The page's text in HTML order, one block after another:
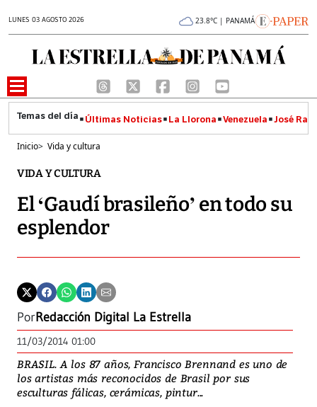
LUNES 03 AGOSTO 2026 23.8°C | PANAMÁ
Últimas Noticias La Llorona Venezuela José
Inicio> Vida y cultura
VIDA Y CULTURA
El ‘Gaudí brasileño’ en todo su
esplendor
PorRedacción Digital La Estrella
11/03/2014 01:00
BRASIL. A los 87 años, Francisco Brennand es uno de
los artistas más reconocidos de Brasil por sus
esculturas fálicas, cerámicas, pintur...